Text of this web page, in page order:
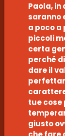
Paola, in
saranno
a poco
piccoli
certa
perché
dare il
tue cose
giusto